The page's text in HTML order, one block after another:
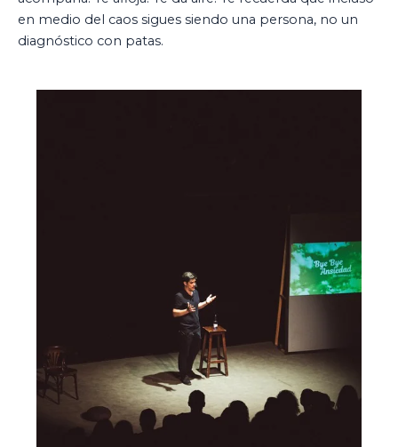
en medio del caos sigues siendo una persona, no un
diagnóstico con patas.